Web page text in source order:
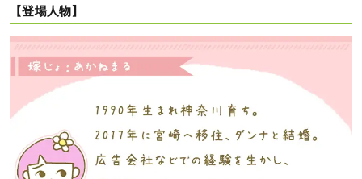
【登場人物】